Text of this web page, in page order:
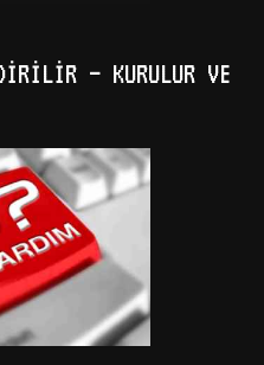
– KURULUR VE